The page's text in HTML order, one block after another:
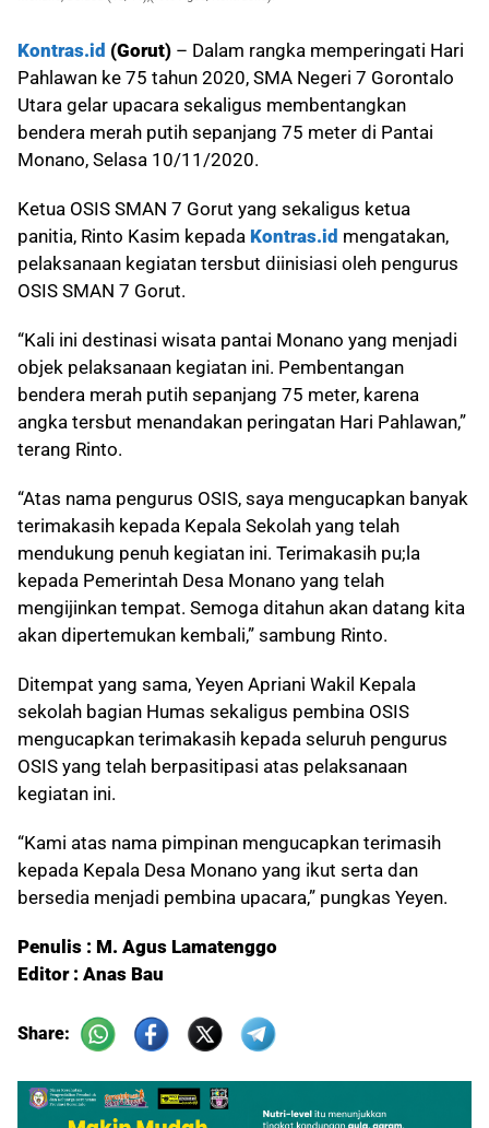
Kontras.id (Gorut) – Dalam rangka memperingati Hari
Pahlawan ke 75 tahun 2020, SMA Negeri 7 Gorontalo
Utara gelar upacara sekaligus membentangkan
bendera merah putih sepanjang 75 meter di Pantai
Monano, Selasa 10/11/2020.
Ketua OSIS SMAN 7 Gorut yang sekaligus ketua
panitia, Rinto Kasim kepada Kontras.id mengatakan,
pelaksanaan kegiatan tersbut diinisiasi oleh pengurus
OSIS SMAN 7 Gorut.
“Kali ini destinasi wisata pantai Monano yang menjadi
objek pelaksanaan kegiatan ini. Pembentangan
bendera merah putih sepanjang 75 meter, karena
angka tersbut menandakan peringatan Hari Pahlawan,”
terang Rinto.
“Atas nama pengurus OSIS, saya mengucapkan banyak
terimakasih kepada Kepala Sekolah yang telah
mendukung penuh kegiatan ini. Terimakasih pu;la
kepada Pemerintah Desa Monano yang telah
mengijinkan tempat. Semoga ditahun akan datang kita
akan dipertemukan kembali,” sambung Rinto.
Ditempat yang sama, Yeyen Apriani Wakil Kepala
sekolah bagian Humas sekaligus pembina OSIS
mengucapkan terimakasih kepada seluruh pengurus
OSIS yang telah berpasitipasi atas pelaksanaan
kegiatan ini.
“Kami atas nama pimpinan mengucapkan terimasih
kepada Kepala Desa Monano yang ikut serta dan
bersedia menjadi pembina upacara,” pungkas Yeyen.
Penulis : M. Agus Lamatenggo
Editor : Anas Bau
Share: